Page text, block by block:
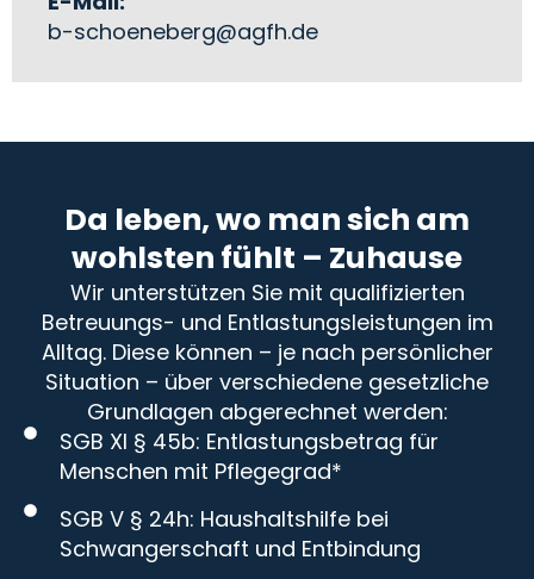
b-schoeneberg@agfh.de
Da leben, wo man sich am
wohlsten fühlt – Zuhause
Wir unterstützen Sie mit qualifizierten
Betreuungs- und Entlastungsleistungen im
Alltag. Diese können – je nach persönlicher
Situation – über verschiedene gesetzliche
Grundlagen abgerechnet werden:
SGB XI § 45b: Entlastungsbetrag für
Menschen mit Pflegegrad*
SGB V § 24h: Haushaltshilfe bei
Schwangerschaft und Entbindung